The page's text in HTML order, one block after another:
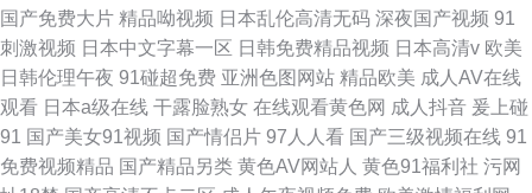
国产免费大片 精品呦视频 日本乱伦高清无码 深夜国产视频 91
刺激视频 日本中文字幕一区 日韩免费精品视频 日本高清v 欧美
日韩伦理午夜 91碰超免费 亚洲色图网站 精品欧美 成人AV在线
观看 日本a级在线 干露脸熟女 在线观看黄色网 成人抖音 爰上碰
91 国产美女91视频 国产情侣片 97人人看 国产三级视频在线 91
免费视频精品 国产精品另类 黄色AV网站人 黄色91福利社 污网